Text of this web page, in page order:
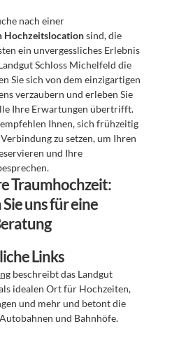
Hochzeitslocation sind, die
ein unvergessliches Erlebnis
Schloss Michelfeld die
Sie sich von dem einzigartigen
verzaubern und erleben Sie
Ihre Erwartungen übertrifft.
Ihnen, sich frühzeitig
zu setzen, um Ihren
und Ihre
Traumhochzeit:
uns für eine
Links
beschreibt das Landgut
idealen Ort für Hochzeiten,
und mehr und betont die
und Bahnhöfe.